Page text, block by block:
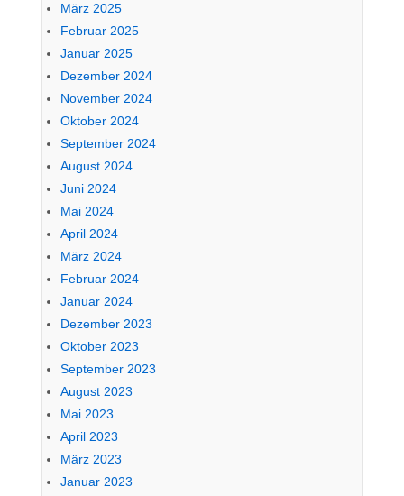
März 2025
Februar 2025
Januar 2025
Dezember 2024
November 2024
Oktober 2024
September 2024
August 2024
Juni 2024
Mai 2024
April 2024
März 2024
Februar 2024
Januar 2024
Dezember 2023
Oktober 2023
September 2023
August 2023
Mai 2023
April 2023
März 2023
Januar 2023